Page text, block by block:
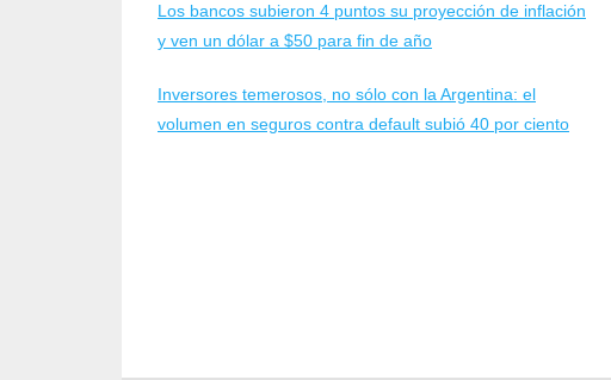
Los bancos subieron 4 puntos su proyección de inflación
y ven un dólar a $50 para fin de año
Inversores temerosos, no sólo con la Argentina: el
volumen en seguros contra default subió 40 por ciento